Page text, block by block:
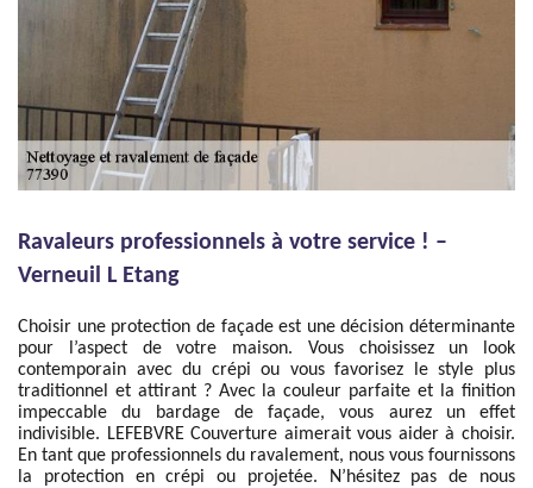
Ravaleurs professionnels à votre service ! –
Verneuil L Etang
Choisir une protection de façade est une décision déterminante
pour l’aspect de votre maison. Vous choisissez un look
contemporain avec du crépi ou vous favorisez le style plus
traditionnel et attirant ? Avec la couleur parfaite et la finition
impeccable du bardage de façade, vous aurez un effet
indivisible. LEFEBVRE Couverture aimerait vous aider à choisir.
En tant que professionnels du ravalement, nous vous fournissons
la protection en crépi ou projetée. N’hésitez pas de nous